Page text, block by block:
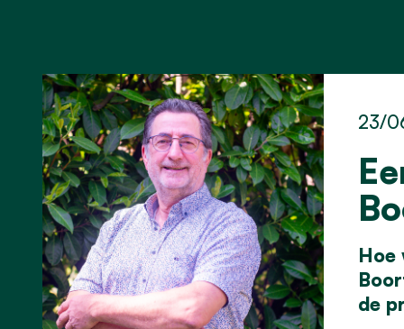
23/
Hoe
de